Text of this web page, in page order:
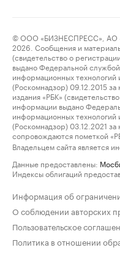
© ООО «БИЗНЕСПРЕСС», АО
2026. Сообщения и
(свидетельство о
выдано Федеральной
информационных технологий
(Роскомнадзор) 09.12.2015
издания «РБК»
информации выдано
информационных технологий
(Роскомнадзор) 03.12.2021
сопровождаются пометкой
Владельцем сайта является
Данные предоставлены:
Индексы облигаций
Информация об
О соблюдении авторских
Пользовательское
Политика в отношении